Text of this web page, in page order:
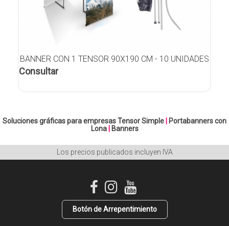
BANNER CON 1 TENSOR 90X190 CM - 10 UNIDADES
Consultar
Soluciones gráficas para empresasTensor Simple| Portabanners con
Lona| Banners
Los precios publicados incluyen IVA
Botón de Arrepentimiento